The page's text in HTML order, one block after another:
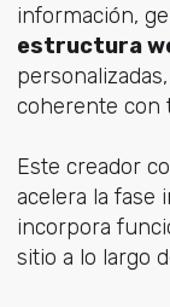
información,
estructura
coherente con
Este creador
acelera la fase
incorpora
sitio a lo largo